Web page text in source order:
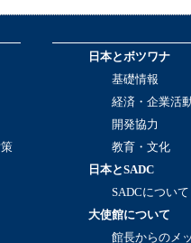
日本とボツワナ
基礎情報
経済・企業活
開発協力
教育・文化
日本とSADC
SADCについて
大使館について
館長からのメ